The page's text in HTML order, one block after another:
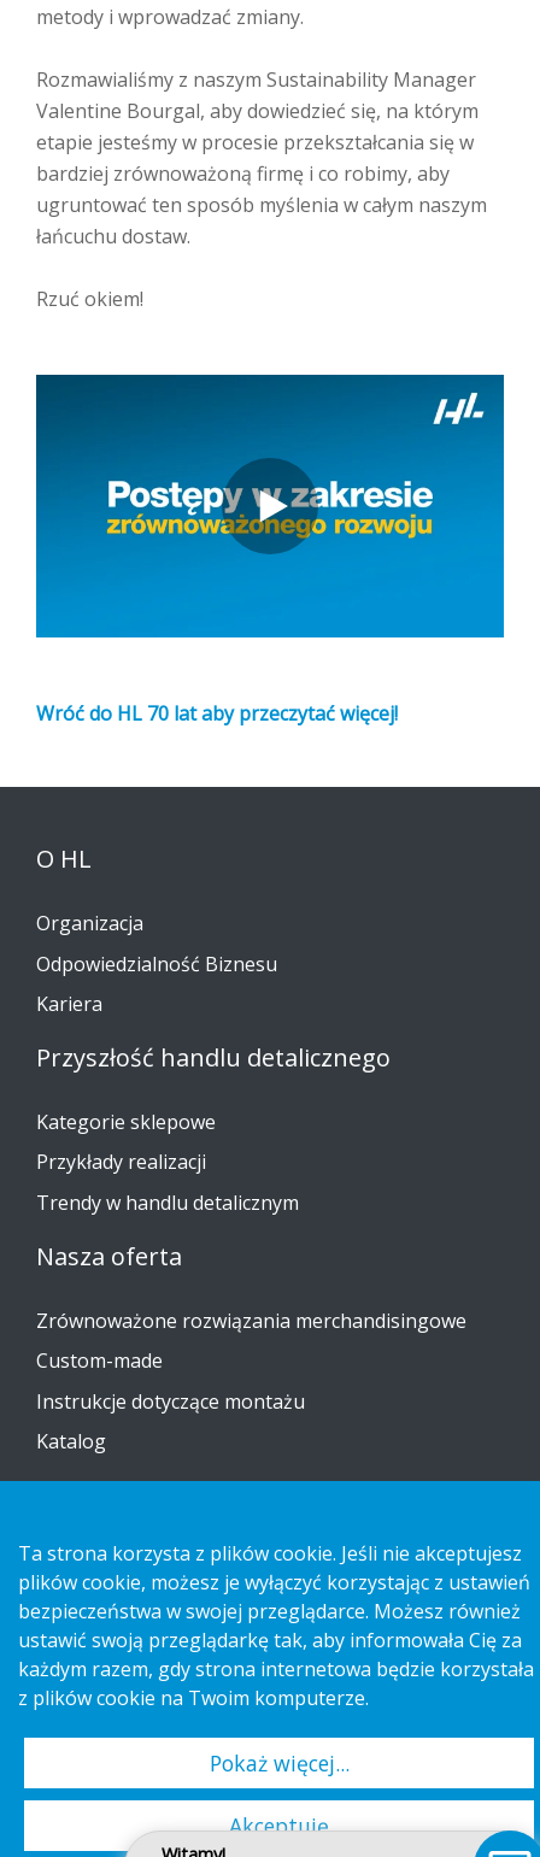
metody i wprowadzać zmiany.
Rozmawialiśmy z naszym Sustainability Manager
Valentine Bourgal, aby dowiedzieć się, na którym
etapie jesteśmy w procesie przekształcania się w
bardziej zrównoważoną firmę i co robimy, aby
ugruntować ten sposób myślenia w całym naszym
łańcuchu dostaw.
Rzuć okiem!
Wróć do HL 70 lat aby przeczytać więcej!
O HL
Organizacja
Odpowiedzialność Biznesu
Kariera
Przyszłość handlu detalicznego
Kategorie sklepowe
Przykłady realizacji
Trendy w handlu detalicznym
Nasza oferta
Zrównoważone rozwiązania merchandisingowe
Custom-made
Instrukcje dotyczące montażu
Katalog
Informacja na temat ochrony prywatności
Cookies
Copyright 2026 HL Display AB. All rights reserved.
Ta strona korzysta z plików cookie. Jeśli nie akceptujesz
plików cookie, możesz je wyłączyć korzystając z ustawień
bezpieczeństwa w swojej przeglądarce. Możesz również
ustawić swoją przeglądarkę tak, aby informowała Cię za
każdym razem, gdy strona internetowa będzie korzystała
z plików cookie na Twoim komputerze.
Pokaż więcej...
Akceptuję